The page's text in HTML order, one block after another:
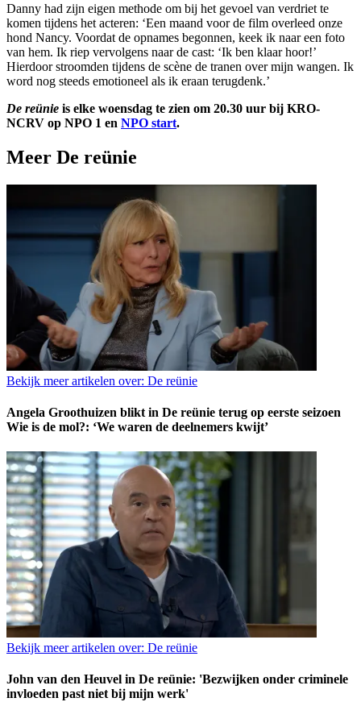
Danny had zijn eigen methode om bij het gevoel van verdriet te
komen tijdens het acteren: ‘Een maand voor de film overleed onze
hond Nancy. Voordat de opnames begonnen, keek ik naar een foto
van hem. Ik riep vervolgens naar de cast: ‘Ik ben klaar hoor!’
Hierdoor stroomden tijdens de scène de tranen over mijn wangen. Ik
word nog steeds emotioneel als ik eraan terugdenk.’
De reünie is elke woensdag te zien om 20.30 uur bij KRO-
NCRV op NPO 1 en NPO start.
Meer De reünie
Bekijk meer artikelen over: De reünie
Angela Groothuizen blikt in De reünie terug op eerste seizoen
Wie is de mol?: ‘We waren de deelnemers kwijt’
Bekijk meer artikelen over: De reünie
John van den Heuvel in De reünie: 'Bezwijken onder criminele
invloeden past niet bij mijn werk'